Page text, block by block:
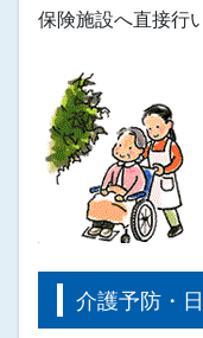
保険施設へ直接行
介護予防・